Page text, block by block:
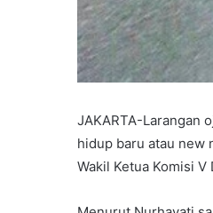
JAKARTA-Larangan
hidup baru atau new
Wakil Ketua Komisi